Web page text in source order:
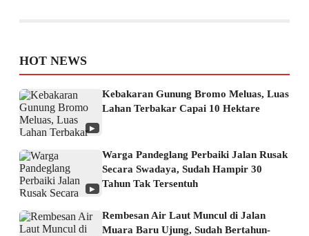
HOT NEWS
▶
Kebakaran Gunung Bromo Meluas, Luas
Lahan Terbakar Capai 10 Hektare
▶
Warga Pandeglang Perbaiki Jalan Rusak
Secara Swadaya, Sudah Hampir 30
Tahun Tak Tersentuh
Rembesan Air Laut Muncul di Jalan
Muara Baru Ujung, Sudah Bertahun-